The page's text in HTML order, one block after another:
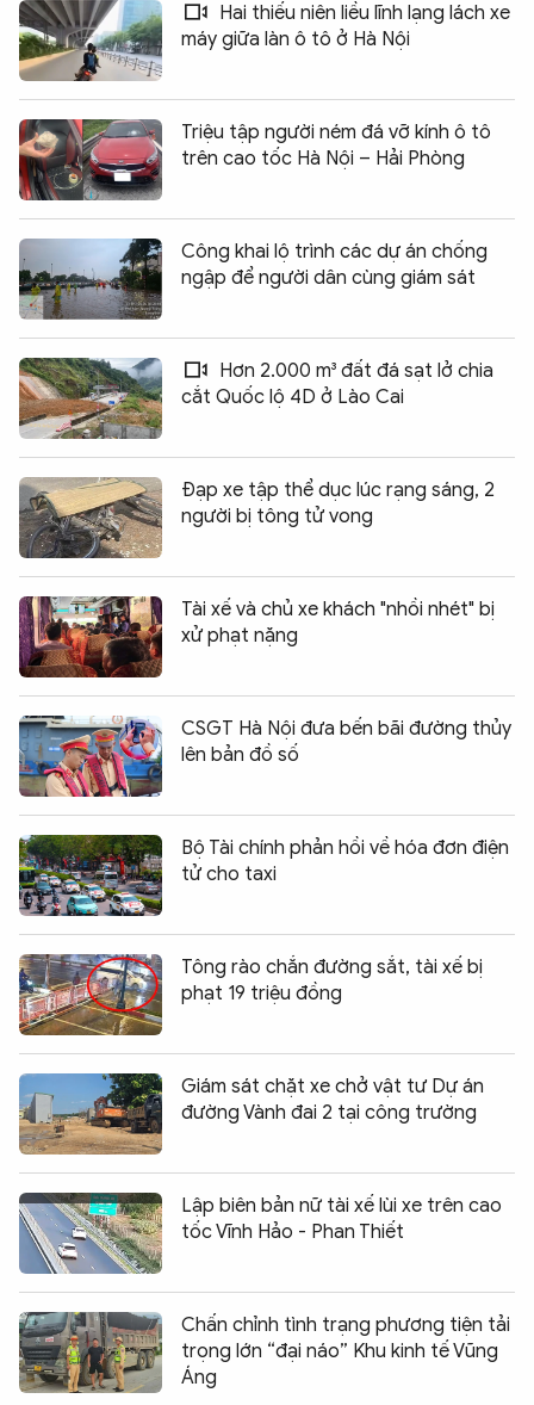
Hai thiếu niên liều lĩnh lạng lách xe
máy giữa làn ô tô ở Hà Nội
Triệu tập người ném đá vỡ kính ô tô
trên cao tốc Hà Nội – Hải Phòng
Công khai lộ trình các dự án chống
ngập để người dân cùng giám sát
Hơn 2.000 m³ đất đá sạt lở chia
cắt Quốc lộ 4D ở Lào Cai
Đạp xe tập thể dục lúc rạng sáng, 2
người bị tông tử vong
Tài xế và chủ xe khách "nhồi nhét" bị
xử phạt nặng
CSGT Hà Nội đưa bến bãi đường thủy
lên bản đồ số
Bộ Tài chính phản hồi về hóa đơn điện
tử cho taxi
Tông rào chắn đường sắt, tài xế bị
phạt 19 triệu đồng
Giám sát chặt xe chở vật tư Dự án
đường Vành đai 2 tại công trường
Lập biên bản nữ tài xế lùi xe trên cao
tốc Vĩnh Hảo - Phan Thiết
Chấn chỉnh tình trạng phương tiện tải
trọng lớn “đại náo” Khu kinh tế Vũng
Áng